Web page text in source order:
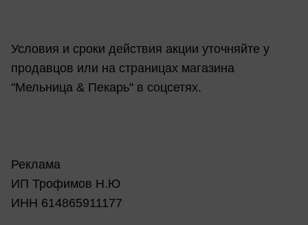
Условия и сроки действия акции уточняйте у
продавцов или на страницах магазина
"Мельница & Пекарь" в соцсетях.
Реклама
ИП Трофимов Н.Ю
ИНН 614865911177